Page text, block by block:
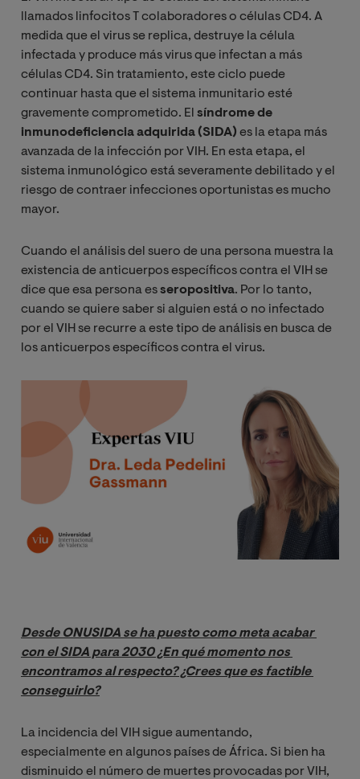
llamados linfocitos T colaboradores o células CD4. A
medida que el virus se replica, destruye la célula
infectada y produce más virus que infectan a más
células CD4. Sin tratamiento, este ciclo puede
continuar hasta que el sistema inmunitario esté
gravemente comprometido. El síndrome de
inmunodeficiencia adquirida (SIDA) es la etapa más
avanzada de la infección por VIH. En esta etapa, el
sistema inmunológico está severamente debilitado y el
riesgo de contraer infecciones oportunistas es mucho
mayor.
Cuando el análisis del suero de una persona muestra la
existencia de anticuerpos específicos contra el VIH se
dice que esa persona esseropositiva. Por lo tanto,
cuando se quiere saber si alguien está o no infectado
por el VIH se recurre a este tipo de análisis en busca de
los anticuerpos específicos contra el virus.
Image
Desde ONUSIDA se ha puesto como meta acabar
con el SIDA para 2030 ¿En qué momento nos
encontramos al respecto? ¿Crees que es factible
conseguirlo?
La incidencia del VIH sigue aumentando,
especialmente en algunos países de África. Si bien ha
disminuido el número de muertes provocadas por VIH,